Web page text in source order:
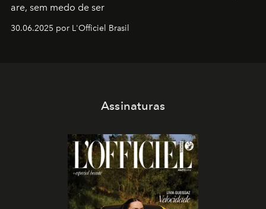
are, sem medo de ser
30.06.2025 por L'Officiel Brasil
Assinaturas